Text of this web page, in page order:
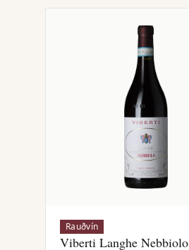
Rauðvín
Viberti Langhe Nebbiolo